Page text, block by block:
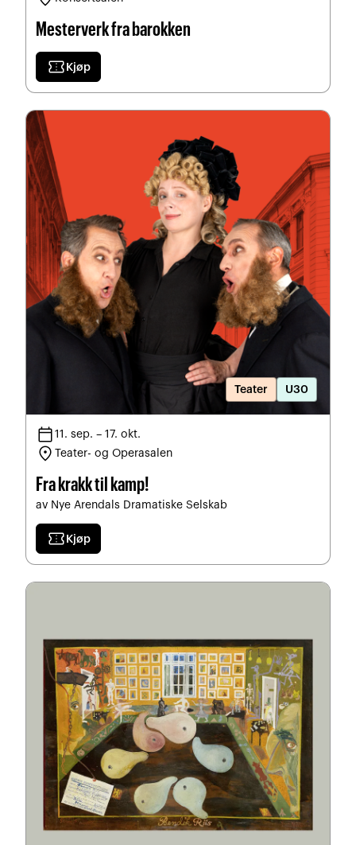
Mesterverk fra barokken
confirmation_number Kjøp
Teater U30
calendar_today11. sep. – 17. okt.
location_onTeater- og Operasalen
Fra krakk til kamp!
av Nye Arendals Dramatiske Selskab
confirmation_number Kjøp